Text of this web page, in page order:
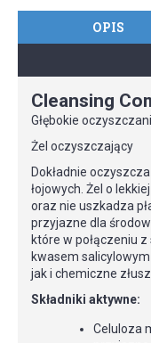
OPIS
Cleansing
Głębokie
Żel oczyszczający
Dokładnie
łojowych. Żel o
oraz nie uszkadza
przyjazne dla
które w połączeniu
kwasem
jak i chemiczne
Składniki aktywne:
Celuloza